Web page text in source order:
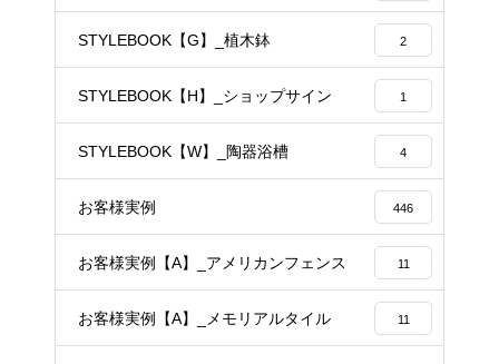
STYLEBOOK【G】_植木鉢 2
STYLEBOOK【H】_ショップサイン 1
STYLEBOOK【W】_陶器浴槽 4
お客様実例 446
お客様実例【A】_アメリカンフェンス 11
お客様実例【A】_メモリアルタイル 11